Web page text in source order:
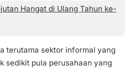
Hangat di Ulang Tahun ke-
terutama sektor informal yang
sedikit pula perusahaan yang